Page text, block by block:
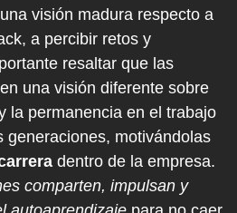
visión madura respecto a
a percibir retos y
resaltar que las
una visión diferente sobre
la permanencia en el trabajo
generaciones, motivándolas
dentro de la empresa.
comparten, impulsan y